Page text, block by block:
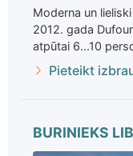
Moderna un
2012. gada
atpūtai 6...10
Pieteikt
BURINIEKS